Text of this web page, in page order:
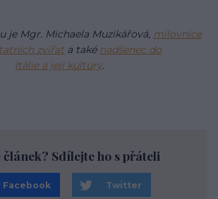
je Mgr. Michaela Muzikářová, milovnice
zvířat a také nadšenec do
Itálie a její kultury.
článek? Sdílejte ho s přáteli
Facebook Twitter